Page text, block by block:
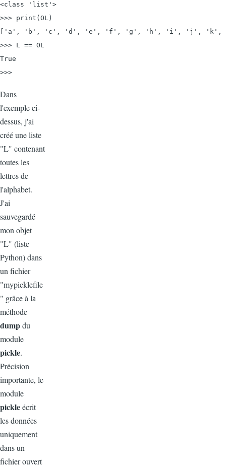
<class 'list'>
>>> print(OL)
['a', 'b', 'c', 'd', 'e', 'f', 'g', 'h', 'i', 'j', 'k',
>>> L == OL
True
>>>
Dans
l'exemple ci-
dessus, j'ai
créé une liste
"L" contenant
toutes les
lettres de
l'alphabet.
J'ai
sauvegardé
mon objet
"L" (liste
Python) dans
un fichier
"mypicklefile
" grâce à la
méthode
dumpdu
module
pickle.
Précision
importante, le
module
pickleécrit
les données
uniquement
dans un
fichier ouvert